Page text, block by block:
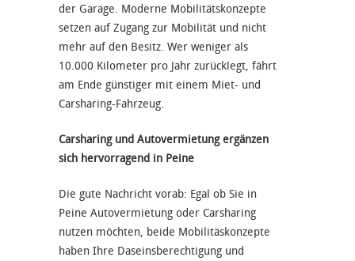
der Garage. Moderne Mobilitätskonzepte
setzen auf Zugang zur Mobilität und nicht
mehr auf den Besitz. Wer weniger als
10.000 Kilometer pro Jahr zurücklegt, fährt
am Ende günstiger mit einem Miet- und
Carsharing-Fahrzeug.
Carsharing und Autovermietung ergänzen
sich hervorragend in Peine
Die gute Nachricht vorab: Egal ob Sie in
Peine Autovermietung oder Carsharing
nutzen möchten, beide Mobilitäskonzepte
haben Ihre Daseinsberechtigung und